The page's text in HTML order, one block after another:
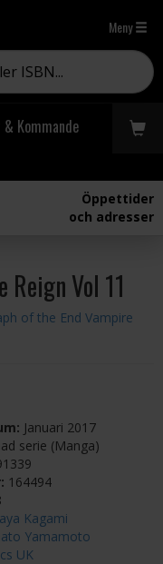
Meny
Kommande
Öppettider
och adresser
Reign Vol 11
of the End Vampire
Januari 2017
serie (Manga)
164494
Kagami
Yamamoto
UK